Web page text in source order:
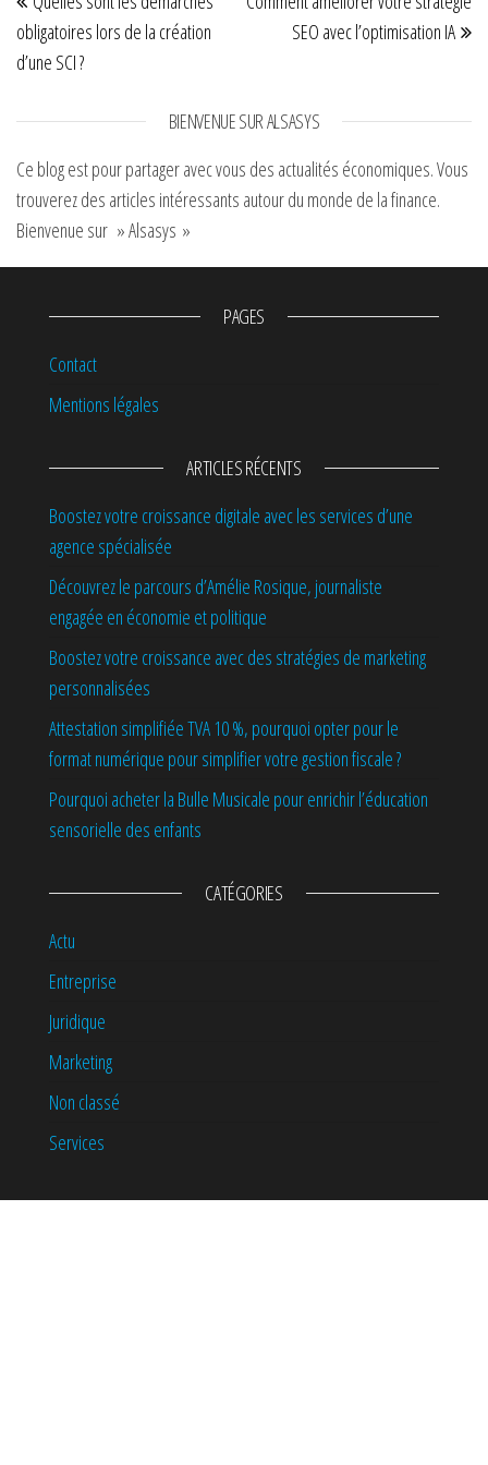
business
intelligence
obligatoires lors de la création
d’une SCI ?
SEO avec l’optimisation IA
BIENVENUE SUR ALSASYS
Ce blog est pour partager avec vous des actualités économiques. Vous
trouverez des articles intéressants autour du monde de la finance.
Bienvenue sur » Alsasys »
PAGES
Contact
Mentions légales
ARTICLES RÉCENTS
Boostez votre croissance digitale avec les services d’une
agence spécialisée
Découvrez le parcours d’Amélie Rosique, journaliste
engagée en économie et politique
Boostez votre croissance avec des stratégies de marketing
personnalisées
Attestation simplifiée TVA 10 %, pourquoi opter pour le
format numérique pour simplifier votre gestion fiscale ?
Pourquoi acheter la Bulle Musicale pour enrichir l’éducation
sensorielle des enfants
CATÉGORIES
Actu
Entreprise
Juridique
Marketing
Non classé
Services